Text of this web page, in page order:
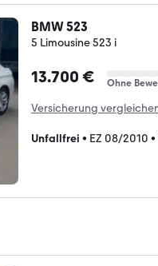
BMW 523
5 Limousine 523 i
13.700 € Ohne
Versicherung
Unfallfrei • EZ 08/2010 •